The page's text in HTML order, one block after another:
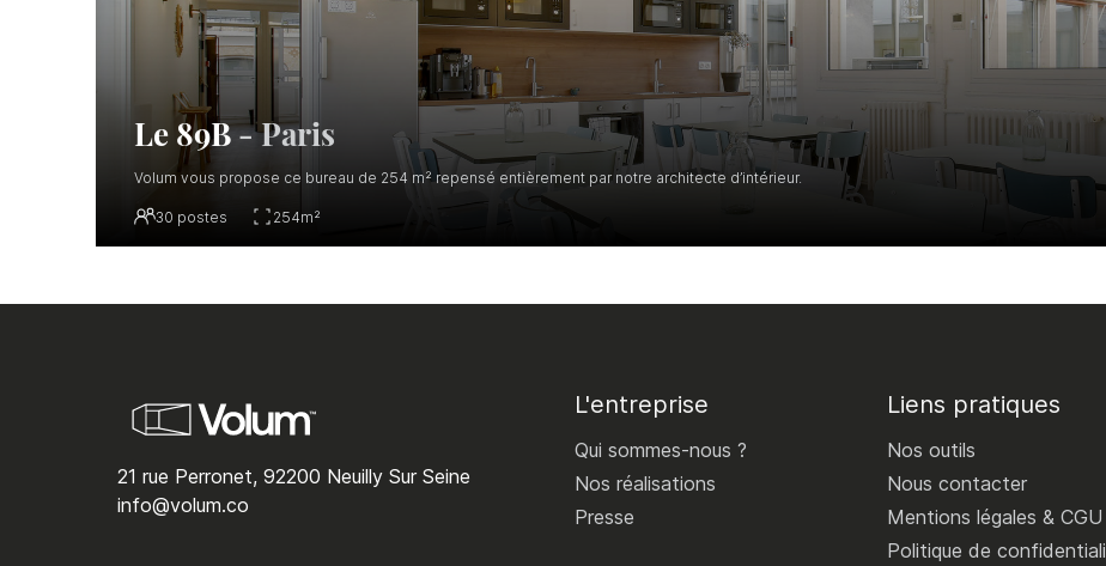
Le 89B-Paris
Volum vous propose ce bureau de 254 m² repensé entièrement par notre architecte d’intérieur.
30 postes 254m²
21 rue Perronet, 92200 Neuilly Sur Seine
info@volum.co
L'entreprise
Qui sommes-nous ?
Nos réalisations
Presse
Liens pratiques
Nos outils
Nous contacter
Mentions légales & CGU
Politique de